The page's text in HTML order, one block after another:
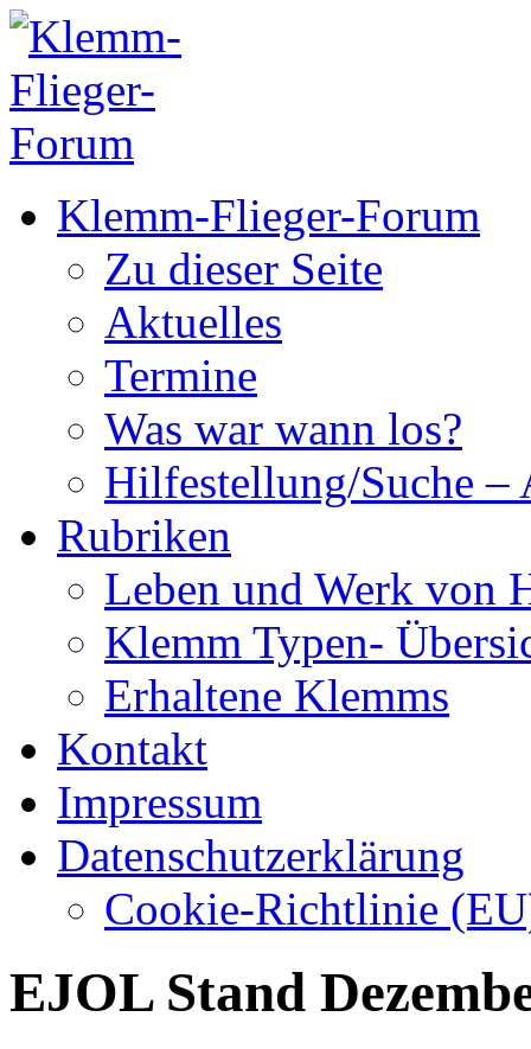
Klemm-Flieger-Forum
Zu dieser Seite
Aktuelles
Termine
Was war wann los?
Hilfestellung/Suche –
Rubriken
Leben und Werk von
Klemm Typen-
Erhaltene Klemms
Kontakt
Impressum
Datenschutzerklärung
Cookie-Richtlinie
EJOL Stand